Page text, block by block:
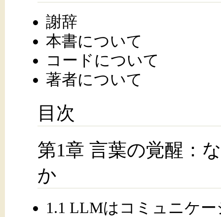
謝辞
本書について
コードについて
著者について
目次
第1章 言葉の覚醒：
か
1.1 LLMはコミュニケ